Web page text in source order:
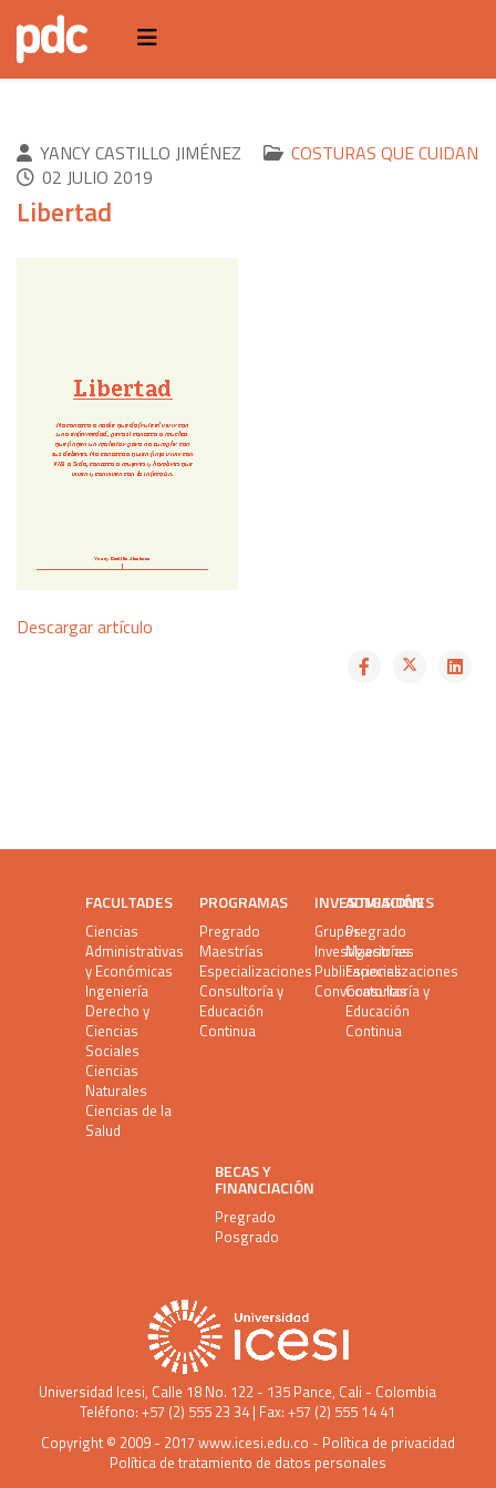
YANCY CASTILLO JIMÉNEZ
COSTURAS QUE CUIDAN
02 JULIO 2019
Libertad
Descargar artículo
FACULTADES
Ciencias
Administrativas
y Económicas
Ingeniería
Derecho y
Ciencias
Sociales
Ciencias
Naturales
Ciencias de la
Salud
PROGRAMAS
Pregrado
Maestrías
Especializaciones
Consultoría y
Educación
Continua
INVESTIGACIÓN
Grupos
Investigaciones
Publicaciones
Convocatorias
ADMISIONES
Pregrado
Maestrías
Especializaciones
Consultoría y
Educación
Continua
BECAS Y
FINANCIACIÓN
Pregrado
Posgrado
Universidad Icesi, Calle 18 No. 122 - 135 Pance, Cali - Colombia
Teléfono: +57 (2) 555 23 34 | Fax: +57 (2) 555 14 41
Copyright © 2009 - 2017 www.icesi.edu.co - Política de privacidad
Política de tratamiento de datos personales